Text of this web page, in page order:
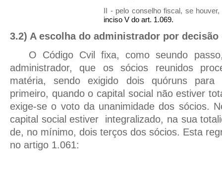
II - pelo conselho fiscal, se
inciso V do art. 1.069.
3.2) A escolha do administrador por
O Código Cvil fixa, como seundo
administrador, que os sócios reunidos
matéria, sendo exigido dois quóruns
primeiro, quando o capital social não estiver
exige-se o voto da unanimidade dos sócios.
capital social estiver
integralizado, na sua
de, no mínimo, dois terços dos sócios. Esta
no artigo 1.061: